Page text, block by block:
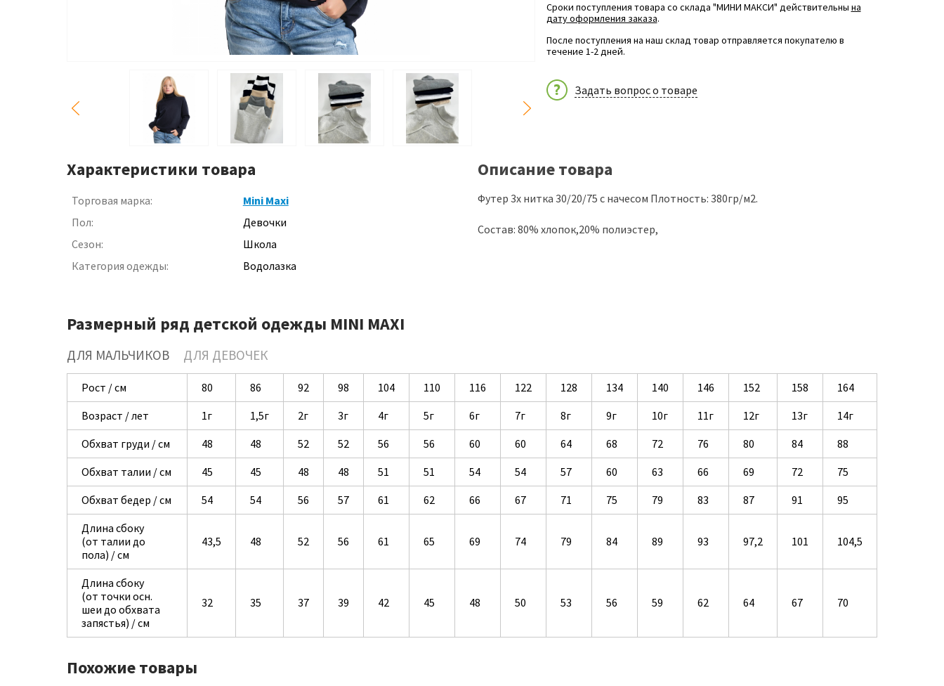
Сроки поступления товара со склада "МИНИ МАКСИ" действительны на
дату оформления заказа.
После поступления на наш склад товар отправляется покупателю в
течение 1-2 дней.
Задать вопрос о товаре
Характеристики товара
Торговая марка:
Mini Maxi
Пол:
Девочки
Сезон:
Школа
Категория одежды:
Водолазка
Описание товара
Футер 3х нитка 30/20/75 с начесом Плотность: 380гр/м2.
Состав: 80% хлопок,20% полиэстер,
Размерный ряд детской одежды MINI MAXI
ДЛЯ МАЛЬЧИКОВ ДЛЯ ДЕВОЧЕК
Рост / см 80 86 92 98 104 110 116 122 128 134 140 146 152 158
164
Возраст / лет
1г 1,5г 2г 3г 4г 5г 6г 7г 8г 9г 10г 11г 12г 13г
14г
Обхват груди / см
48 48 52 52 56 56 60 60 64 68 72 76 80 84
88
Обхват талии / см
45 45 48 48 51 51 54 54 57 60 63 66 69 72
75
Обхват бедер / см
54 54 56 57 61 62 66 67 71 75 79 83 87 91
95
Длина сбоку
(от талии до
пола) / см
43,5 48 52 56 61 65 69 74 79 84 89 93 97,2 101 104,5
Длина сбоку
(от точки осн.
шеи до обхвата
запястья) / см
32 35 37 39 42 45 48 50 53 56 59 62 64 67 70
Похожие товары